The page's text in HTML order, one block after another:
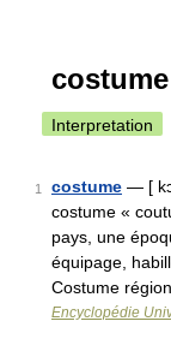
costume
Interpretation
1 costume — [
costume «
pays, une
équipage,
Costume
Encyclopédie